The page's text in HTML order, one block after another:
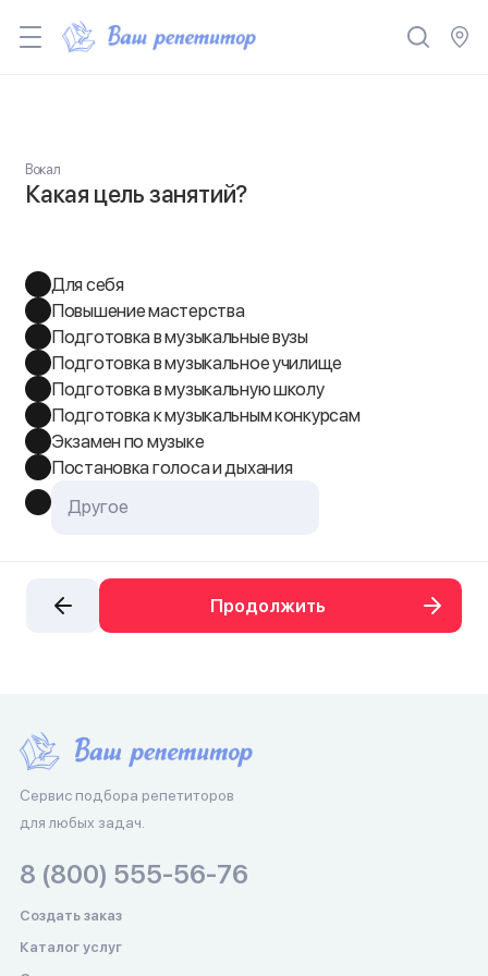
Вокал
Какая цель занятий?
Для себя
Повышение мастерства
Подготовка в музыкальные вузы
Подготовка в музыкальное училище
Подготовка в музыкальную школу
Подготовка к музыкальным конкурсам
Экзамен по музыке
Постановка голоса и дыхания
Продолжить
Сервис подбора репетиторов
для любых задач.
Создать заказ
Каталог услуг
8 (800) 555-56-76